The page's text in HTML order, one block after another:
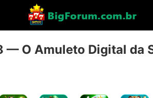
— O Amuleto Digital da